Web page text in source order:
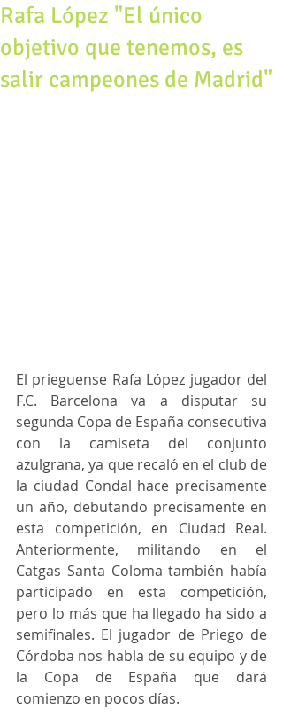
Rafa López "El único
objetivo que tenemos, es
salir campeones de Madrid"
El prieguense Rafa López jugador del
F.C. Barcelona va a disputar su
segunda Copa de España consecutiva
con la camiseta del conjunto
azulgrana, ya que recaló en el club de
la ciudad Condal hace precisamente
un año, debutando precisamente en
esta competición, en Ciudad Real.
Anteriormente, militando en el
Catgas Santa Coloma también había
participado en esta competición,
pero lo más que ha llegado ha sido a
semifinales. El jugador de Priego de
Córdoba nos habla de su equipo y de
la Copa de España que dará
comienzo en pocos días.